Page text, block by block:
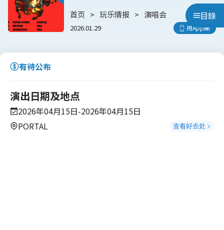
目錄
首页 玩乐情报 演唱会
2026.01.29 用App睇
有待公布
演出日期及地点
2026年04月15日-2026年04月15日
PORTAL
查看好去处